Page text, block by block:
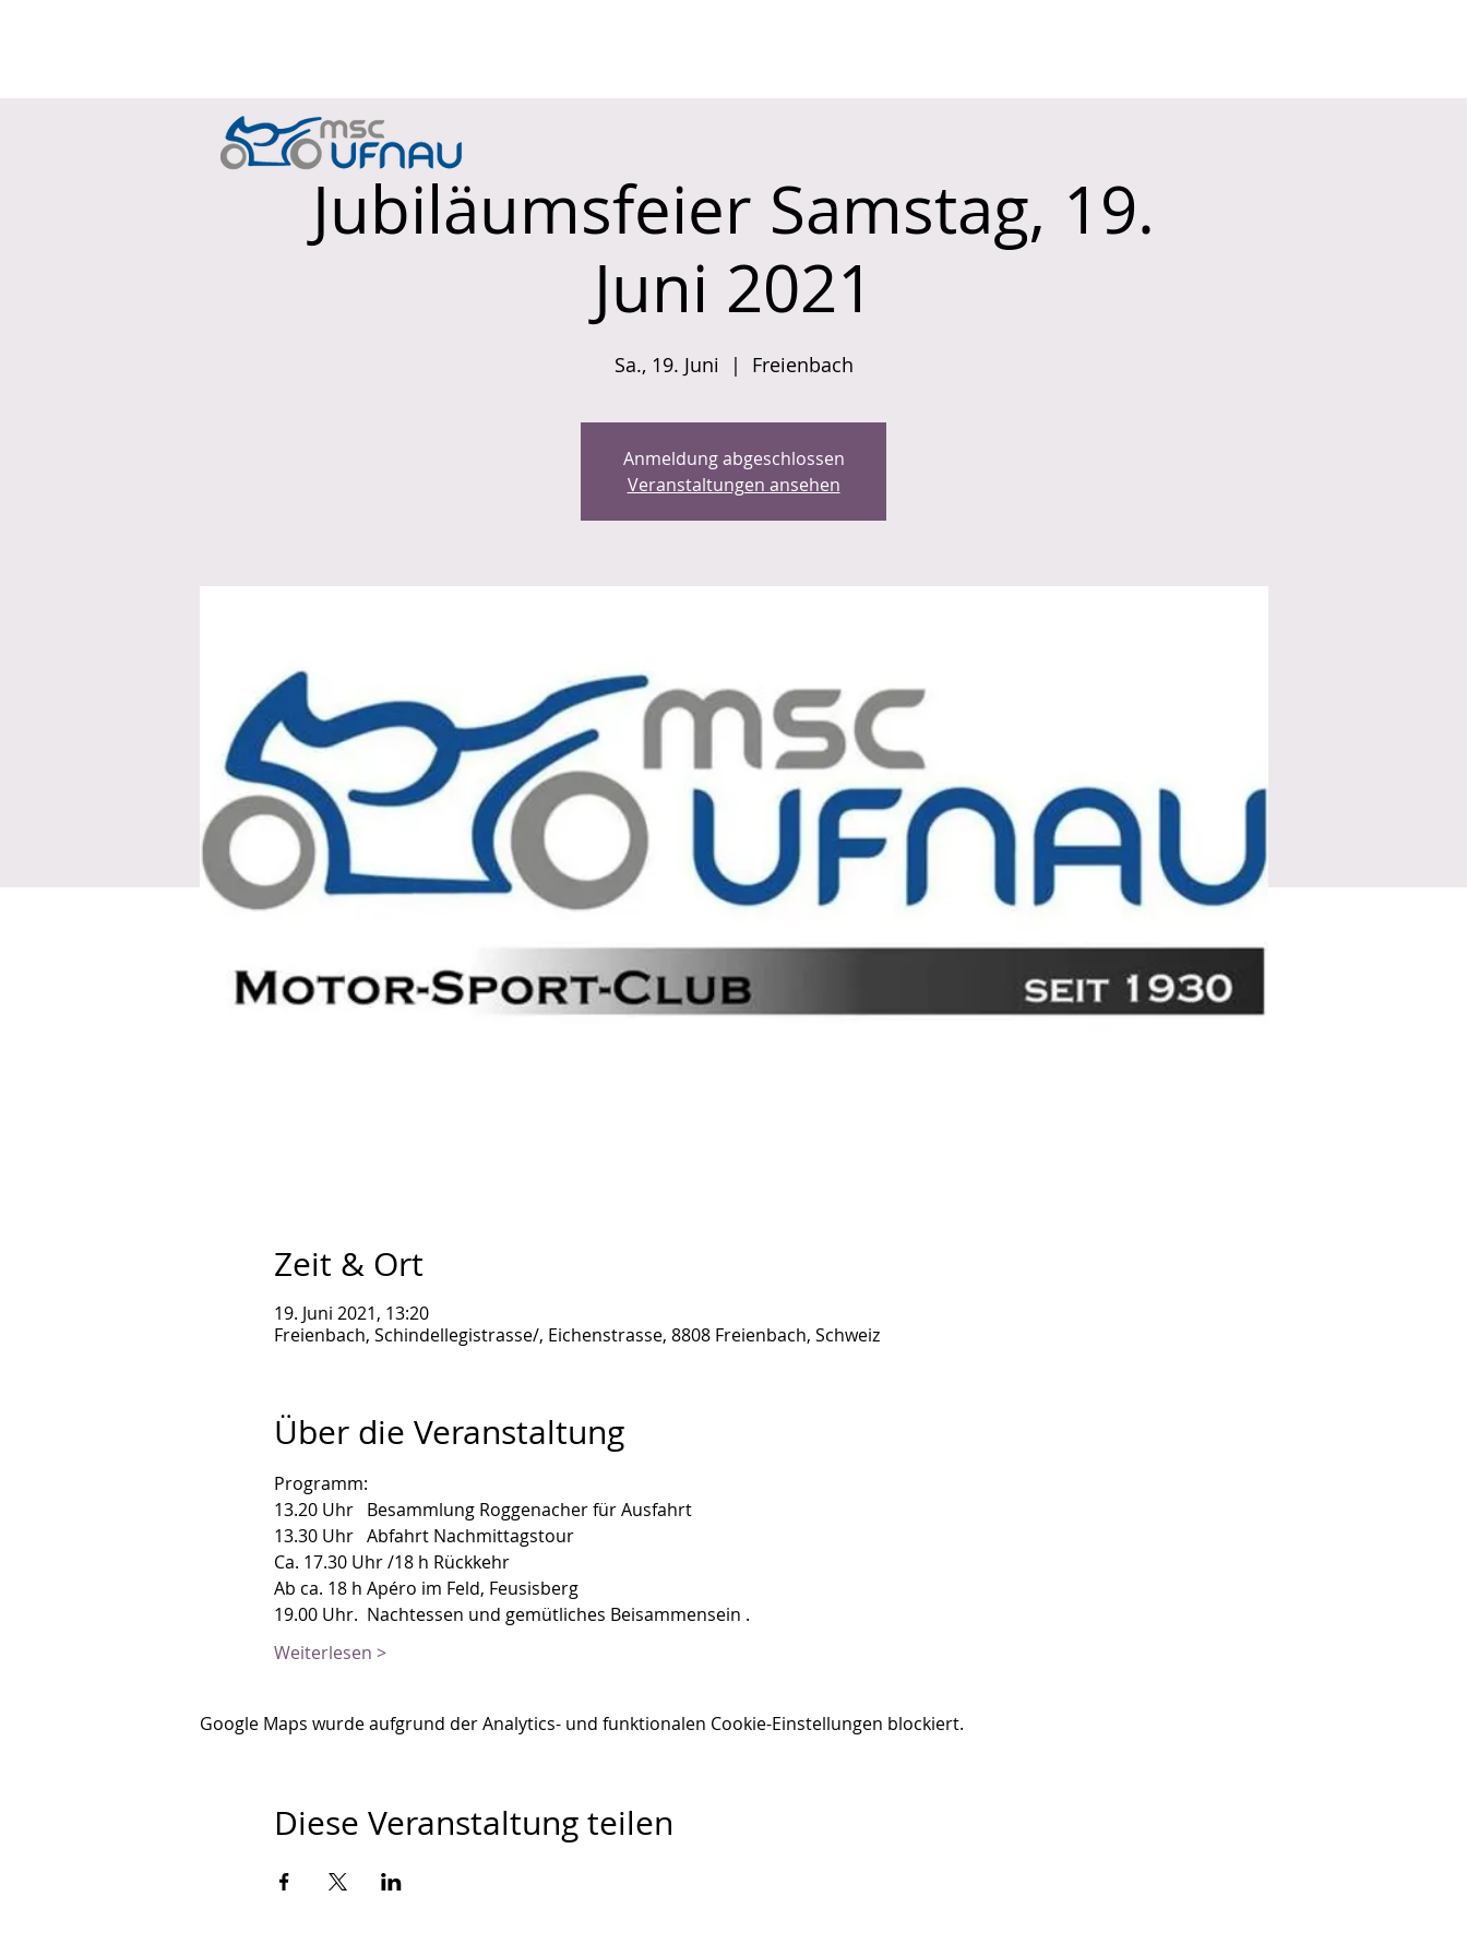
Jubiläumsfeier Samstag, 19.
Juni 2021
Sa., 19. Juni
  |
Freienbach
Anmeldung abgeschlossen
Veranstaltungen ansehen
Zeit & Ort
19. Juni 2021, 13:20
Freienbach, Schindellegistrasse/, Eichenstrasse, 8808 Freienbach, Schweiz
Über die Veranstaltung
Programm:
13.20 Uhr   Besammlung Roggenacher für Ausfahrt
13.30 Uhr   Abfahrt Nachmittagstour
Ca. 17.30 Uhr /18 h Rückkehr
Ab ca. 18 h Apéro im Feld, Feusisberg
19.00 Uhr.  Nachtessen und gemütliches Beisammensein .
Weiterlesen >
Google Maps wurde aufgrund der Analytics- und funktionalen Cookie-Einstellungen blockiert.
Diese Veranstaltung teilen